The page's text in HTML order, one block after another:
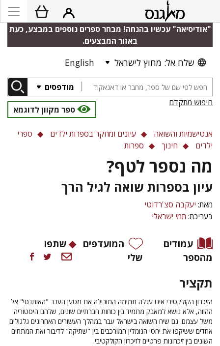
"אודיסיאה" עכשיו בהנחה! מבחר ספרים נוספים במבצע, כעת
באזור המבצעים.
שלח אל: מחוץ לישראל English
מודפסים
חיפוש מתקדם
ספר מקוון לדוגמא
אנטישמיות והשואה עיונים ומחקר בספרות ילדים
ספרי
ילדים
חינוך ספרות
מה נספר לטף?
עיון בספרות שואה לגיל הרך
מאת: יעקבה סצ'רדוטי
בעריכת: תמי ישראלי
עמודים
מהספר
המועדפים
שלי
שתפו
תקציר
הזיכרון הקולקטיבי אינו עגלה תמימה המובילה את מטען העבר "האותנטי" אל
ההווה, אלא נושא למאבק מתמיד בין כוחות חברתיים שונים, שלהם היסטוריה
משל עצמם. גם שיח השואה בישראל עבר במהלך העשורים האחרונים גלגולים
אחדים ששיקפו את יחסי הגומלין המורכבים בין "שתיקה" לדיבור ואת המתחים
השונים בין זיכרונות פרטיים לזיכרון הקולקטיבי.